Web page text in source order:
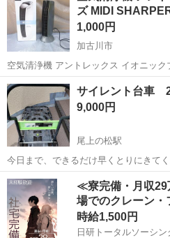
ズ MIDI
1,000円
加古川市
空気清浄機 アントレックス イオニックブリーズ MIDI SHARPER
IMAGE です。 出品内容を最後までご確認頂きまして、 納得頂いた
兵庫 加古川市 季節、空調家電
サイレント台車
9,000円
尾上の松駅
今日まで、できるだけ早くとりにきて
ます。 よろしくおねがいします。
兵庫 加古川市 尾上の松駅
≪寮完備・月収29
場でのクレーン・
時給1,500円
日研トータルソーシン